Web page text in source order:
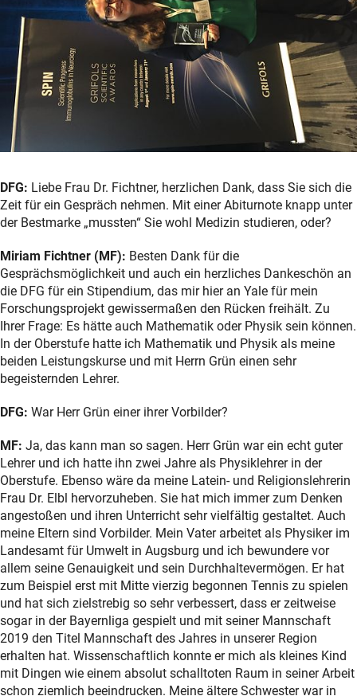
DFG: Liebe Frau Dr. Fichtner, herzlichen Dank, dass Sie sich die
Zeit für ein Gespräch nehmen. Mit einer Abiturnote knapp unter
der Bestmarke „mussten“ Sie wohl Medizin studieren, oder?
Miriam Fichtner (MF): Besten Dank für die
Gesprächsmöglichkeit und auch ein herzliches Dankeschön an
die DFG für ein Stipendium, das mir hier an Yale für mein
Forschungsprojekt gewissermaßen den Rücken freihält. Zu
Ihrer Frage: Es hätte auch Mathematik oder Physik sein können.
In der Oberstufe hatte ich Mathematik und Physik als meine
beiden Leistungskurse und mit Herrn Grün einen sehr
begeisternden Lehrer.
DFG: War Herr Grün einer ihrer Vorbilder?
MF: Ja, das kann man so sagen. Herr Grün war ein echt guter
Lehrer und ich hatte ihn zwei Jahre als Physiklehrer in der
Oberstufe. Ebenso wäre da meine Latein- und Religionslehrerin
Frau Dr. Elbl hervorzuheben. Sie hat mich immer zum Denken
angestoßen und ihren Unterricht sehr vielfältig gestaltet. Auch
meine Eltern sind Vorbilder. Mein Vater arbeitet als Physiker im
Landesamt für Umwelt in Augsburg und ich bewundere vor
allem seine Genauigkeit und sein Durchhaltevermögen. Er hat
zum Beispiel erst mit Mitte vierzig begonnen Tennis zu spielen
und hat sich zielstrebig so sehr verbessert, dass er zeitweise
sogar in der Bayernliga gespielt und mit seiner Mannschaft
2019 den Titel Mannschaft des Jahres in unserer Region
erhalten hat. Wissenschaftlich konnte er mich als kleines Kind
mit Dingen wie einem absolut schalltoten Raum in seiner Arbeit
schon ziemlich beeindrucken. Meine ältere Schwester war in